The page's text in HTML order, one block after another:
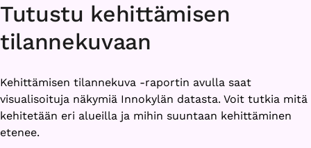
Tutustu kehittämisen
tilannekuvaan
Kehittämisen tilannekuva -raportin avulla saat
visualisoituja näkymiä Innokylän datasta. Voit tutkia mitä
kehitetään eri alueilla ja mihin suuntaan kehittäminen
etenee.